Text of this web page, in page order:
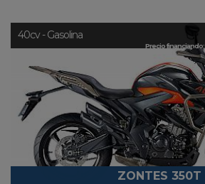
Precio financiando:
40cv - Gasolina
ZONTES 350T